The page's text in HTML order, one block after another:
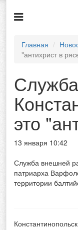
Главная
"антихрист в
это
13 января 10:42
Служба внешней
патриарха
территории